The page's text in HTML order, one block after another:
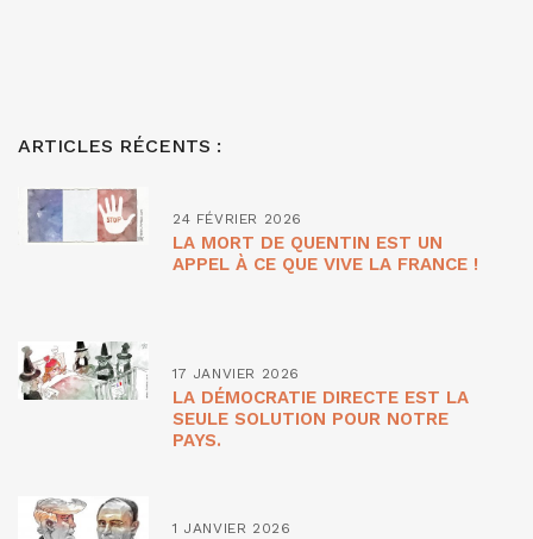
ARTICLES RÉCENTS :
24 FÉVRIER 2026
LA MORT DE QUENTIN EST UN
APPEL À CE QUE VIVE LA FRANCE !
17 JANVIER 2026
LA DÉMOCRATIE DIRECTE EST LA
SEULE SOLUTION POUR NOTRE
PAYS.
1 JANVIER 2026